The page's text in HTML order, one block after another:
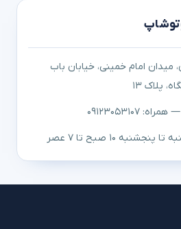
میدان امام خمینی، خیابان باب
پلاک ۱۳
۱۰ صبح تا ۷ عصر